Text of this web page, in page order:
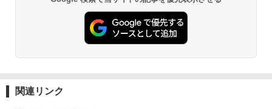
シャープ 過熱水蒸気 オーブンレンジ 23
L 1段調理 ブラック RE-WF232-B シンプ
ル操作 コンパクト 一人暮らし 二人暮ら
し らくチン!（絶対湿度）センサー ノン
フライ調理 トースト スチームあたため
関連リンク